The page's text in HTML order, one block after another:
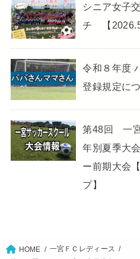
シニア女子
チ 【
令和８年度
登録規定に
第48回 一
年別夏季大
ー前期大会
プ】
HOME
一宮ＦＣレディース